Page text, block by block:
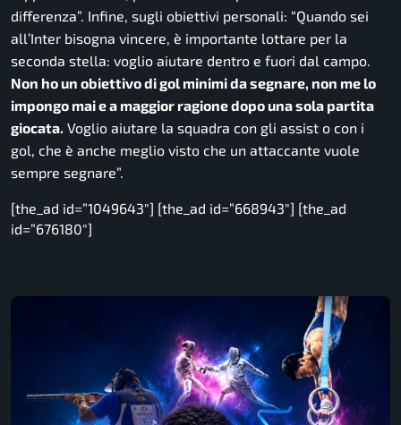
differenza”. Infine, sugli obiettivi personali: “Quando sei
all’Inter bisogna vincere, è importante lottare per la
seconda stella: voglio aiutare dentro e fuori dal campo.
Non ho un obiettivo di gol minimi da segnare, non me lo
impongo mai e a maggior ragione dopo una sola partita
giocata. Voglio aiutare la squadra con gli assist o con i
gol, che è anche meglio visto che un attaccante vuole
sempre segnare”.
[the_ad id=”1049643″] [the_ad id=”668943″] [the_ad
id=”676180″]